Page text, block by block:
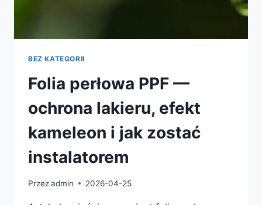
BEZ KATEGORII
Folia perłowa PPF —
ochrona lakieru, efekt
kameleon i jak zostać
instalatorem
Przezadmin 2026-04-25